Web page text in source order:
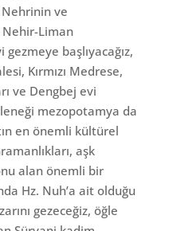
Nehrinin ve
Liman
başlıyacağız,
Kırmızı Medrese,
ve Dengbej evi
mezopotamya da
en önemli kültürel
aşk
alan önemli bir
Hz. Nuh’a ait olduğu
gezeceğiz, öğle